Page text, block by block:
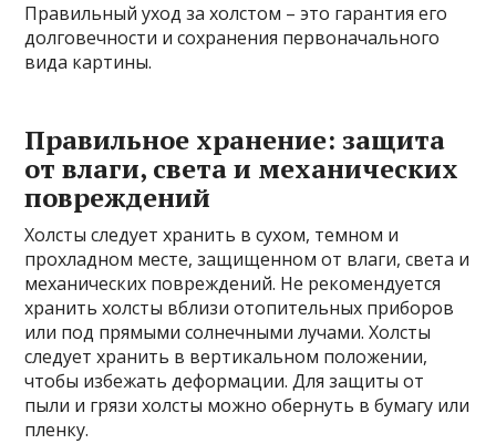
Правильный уход за холстом – это гарантия его
долговечности и сохранения первоначального
вида картины.
Правильное хранение: защита
от влаги, света и механических
повреждений
Холсты следует хранить в сухом, темном и
прохладном месте, защищенном от влаги, света и
механических повреждений. Не рекомендуется
хранить холсты вблизи отопительных приборов
или под прямыми солнечными лучами. Холсты
следует хранить в вертикальном положении,
чтобы избежать деформации. Для защиты от
пыли и грязи холсты можно обернуть в бумагу или
пленку.